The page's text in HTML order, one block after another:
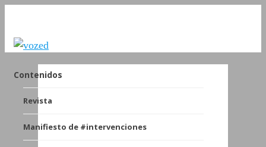
Contenidos
Revista
Manifiesto de #intervenciones